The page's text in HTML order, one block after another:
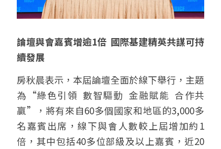
論壇與會嘉賓增逾1倍  國際基建精英共謀可持
續發展
房秋晨表示，本屆論壇全面於線下舉行，主題
為“綠色引領  數智驅動  金融賦能  合作共
贏”，將有來自60多個國家和地區的3,000多
名嘉賓出席，線下與會人數較上屆增加約1
倍，其中包括40多位部級及以上嘉賓，近20